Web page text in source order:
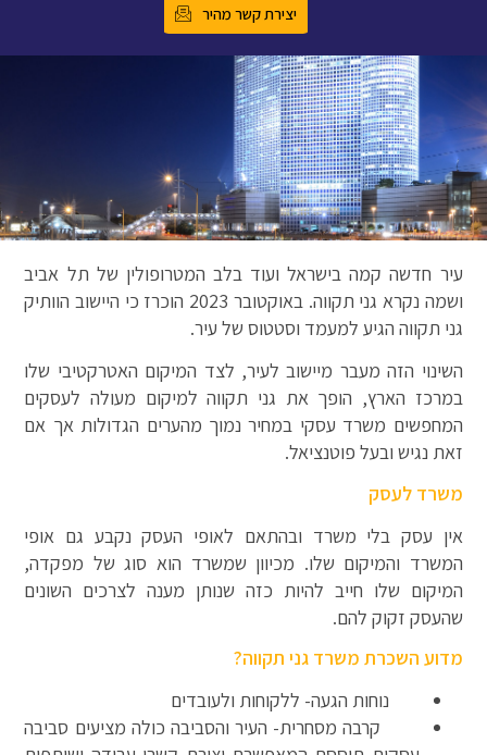
יצירת קשר מהיר
עיר חדשה קמה בישראל ועוד בלב המטרופולין של תל אביב
ושמה נקרא גני תקווה. באוקטובר 2023 הוכרז כי היישוב הוותיק
גני תקווה הגיע למעמד וסטטוס של עיר.
השינוי הזה מעבר מיישוב לעיר, לצד המיקום האטרקטיבי שלו
במרכז הארץ, הופך את גני תקווה למיקום מעולה לעסקים
המחפשים משרד עסקי במחיר נמוך מהערים הגדולות אך אם
זאת נגיש ובעל פוטנציאל.
משרד לעסק
אין עסק בלי משרד ובהתאם לאופי העסק נקבע גם אופי
המשרד והמיקום שלו. מכיוון שמשרד הוא סוג של מפקדה,
המיקום שלו חייב להיות כזה שנותן מענה לצרכים השונים
שהעסק זקוק להם.
מדוע השכרת משרד גני תקווה?
נוחות הגעה- ללקוחות ולעובדים
קרבה מסחרית- העיר והסביבה כולה מציעים סביבה